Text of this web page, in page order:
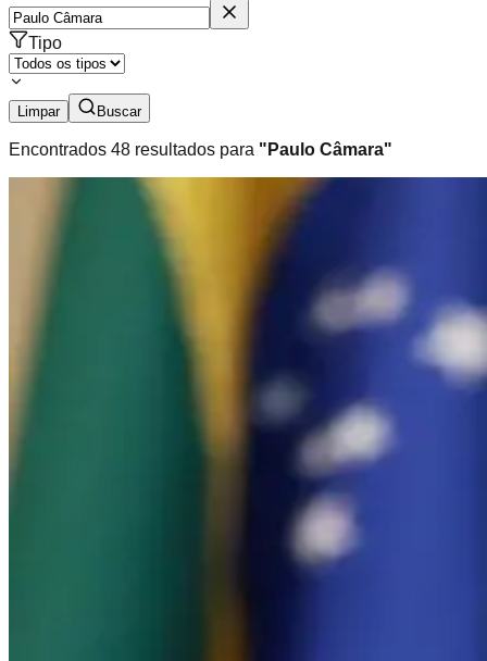
Tipo
Limpar Buscar
Encontrados 48 resultados para " Paulo Câmara"